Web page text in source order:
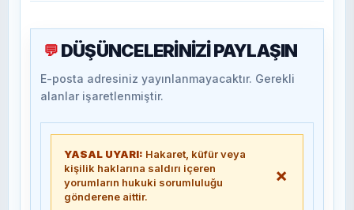
💬 DÜŞÜNCELERİNİZİ PAYLAŞIN
E-posta adresiniz yayınlanmayacaktır. Gerekli
alanlar işaretlenmiştir.
YASAL UYARI: Hakaret, küfür veya
kişilik haklarına saldırı içeren
yorumların hukuki sorumluluğu
gönderene aittir.
×